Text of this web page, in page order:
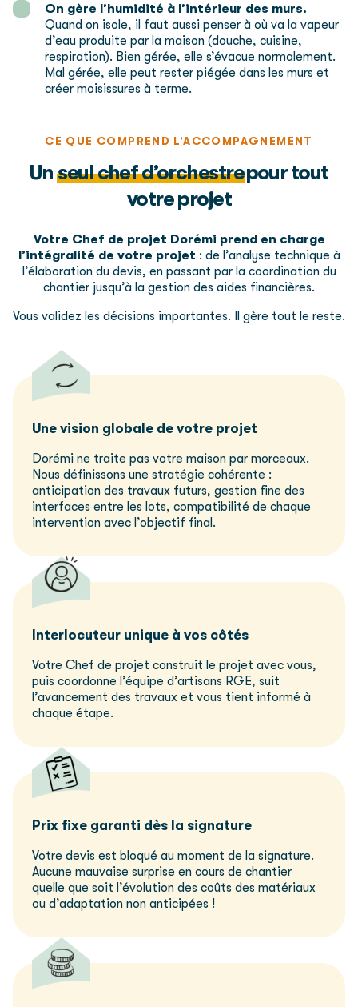
On gère l’humidité à l’intérieur des murs.
Quand on isole, il faut aussi penser à où va la vapeur
d’eau produite par la maison (douche, cuisine,
respiration). Bien gérée, elle s’évacue normalement.
Mal gérée, elle peut rester piégée dans les murs et
créer moisissures à terme.
CE QUE COMPREND L’ACCOMPAGNEMENT
Un seulchef d’orchestrepour tout
votre projet
Votre Chef de projet Dorémi prend en charge
l’intégralité de votre projet : de l’analyse technique à
l’élaboration du devis, en passant par la coordination du
chantier jusqu’à la gestion des aides financières.
Vous validez les décisions importantes. Il gère tout le reste.
Une vision globale de votre projet
Dorémi ne traite pas votre maison par morceaux.
Nous définissons une stratégie cohérente :
anticipation des travaux futurs, gestion fine des
interfaces entre les lots, compatibilité de chaque
intervention avec l’objectif final.
Interlocuteur unique à vos côtés
Votre Chef de projet construit le projet avec vous,
puis coordonne l’équipe d’artisans RGE, suit
l’avancement des travaux et vous tient informé à
chaque étape.
Prix fixe garanti dès la signature
Votre devis est bloqué au moment de la signature.
Aucune mauvaise surprise en cours de chantier
quelle que soit l’évolution des coûts des matériaux
ou d’adaptation non anticipées !